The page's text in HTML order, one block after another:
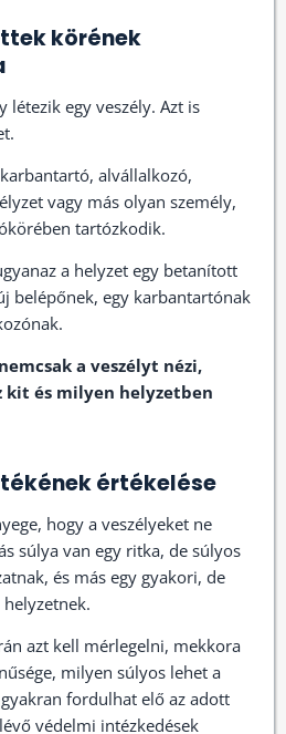
körének
létezik egy veszély. Azt is
alvállalkozó,
vagy más olyan személy,
tartózkodik.
a helyzet egy betanított
belépőnek, egy karbantartónak
a veszélyt nézi,
kit és milyen helyzetben
értékelése
hogy a veszélyeket ne
súlya van egy ritka, de súlyos
és más egy gyakori, de
azt kell mérlegelni, mekkora
milyen súlyos lehet a
fordulhat elő az adott
védelmi intézkedések